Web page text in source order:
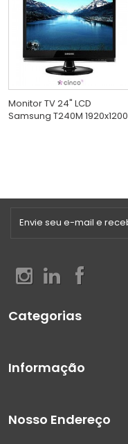
Monitor TV 24" LCD
Samsung T240M 1920x1200
Categorias
Informação
Nosso Endereço